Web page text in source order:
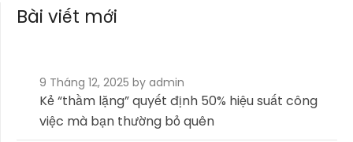
Bài viết mới
9 Tháng 12, 2025by admin
Kẻ “thầm lặng” quyết định 50% hiệu suất công
việc mà bạn thường bỏ quên